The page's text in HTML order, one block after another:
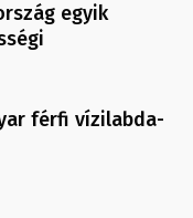
egyik
férfi vízilabda-